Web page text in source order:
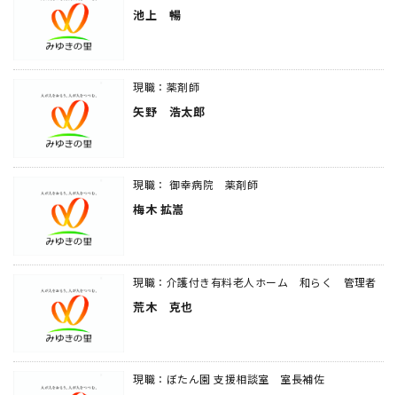
池上 暢
現職：薬剤師
矢野 浩太郎
現職： 御幸病院 薬剤師
梅木 拡嵩
現職：介護付き有料老人ホーム 和らく 管理者
荒木 克也
現職：ぼたん園 支援相談室 室長補佐